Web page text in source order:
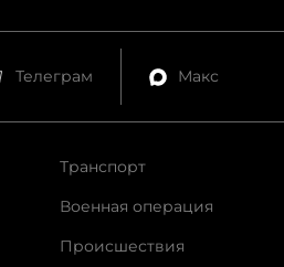
Телеграм Макс
Транспорт
Военная операция
Происшествия